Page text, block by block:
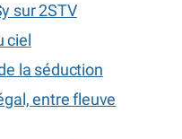
sur 2STV
ciel
la séduction
entre fleuve